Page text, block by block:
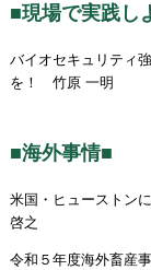
■現場で実践し
バイオセキュリティ
を！ 竹原 一明
■海外事情■
米国・ヒューストン
啓之
令和５年度海外畜産